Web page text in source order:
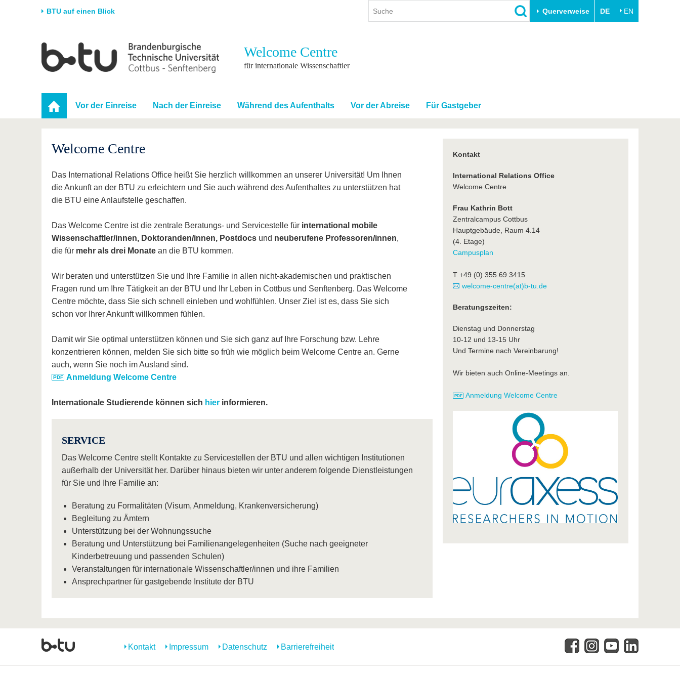
BTU auf einen Blick Querverweise DE EN
Universität
Struktur
Karriere & Engagement
Forschung
Förderung
Studium
Im Studium
International
Mit der BTU ins Ausland
Weiterbildung
Kontakt
Forschungskooperationen
Gründen an der BTU
Welcome Centre
für internationale Wissenschaftler
Vor der Einreise Nach der Einreise Während des Aufenthalts Vor der Abreise Für Gastgeber
Welcome Centre
Das International Relations Office heißt Sie herzlich willkommen an unserer Universität! Um Ihnen
die Ankunft an der BTU zu erleichtern und Sie auch während des Aufenthaltes zu unterstützen hat
die BTU eine Anlaufstelle geschaffen.
Das Welcome Centre ist die zentrale Beratungs- und Servicestelle für international mobile
Wissenschaftler/innen, Doktoranden/innen, Postdocs und neuberufene Professoren/innen,
die für mehr als drei Monate an die BTU kommen.
Wir beraten und unterstützen Sie und Ihre Familie in allen nicht-akademischen und praktischen
Fragen rund um Ihre Tätigkeit an der BTU und Ihr Leben in Cottbus und Senftenberg. Das Welcome
Centre möchte, dass Sie sich schnell einleben und wohlfühlen. Unser Ziel ist es, dass Sie sich
schon vor Ihrer Ankunft willkommen fühlen.
Damit wir Sie optimal unterstützen können und Sie sich ganz auf Ihre Forschung bzw. Lehre
konzentrieren können, melden Sie sich bitte so früh wie möglich beim Welcome Centre an. Gerne
auch, wenn Sie noch im Ausland sind.
Anmeldung Welcome Centre
Internationale Studierende können sich hier informieren.
SERVICE
Das Welcome Centre stellt Kontakte zu Servicestellen der BTU und allen wichtigen Institutionen
außerhalb der Universität her. Darüber hinaus bieten wir unter anderem folgende Dienstleistungen
für Sie und Ihre Familie an:
Beratung zu Formalitäten (Visum, Anmeldung, Krankenversicherung)
Begleitung zu Ämtern
Unterstützung bei der Wohnungssuche
Beratung und Unterstützung bei Familienangelegenheiten (Suche nach geeigneter
Kinderbetreuung und passenden Schulen)
Veranstaltungen für internationale Wissenschaftler/innen und ihre Familien
Ansprechpartner für gastgebende Institute der BTU
Kontakt
International Relations Office
Welcome Centre
Frau Kathrin Bott
Zentralcampus Cottbus
Hauptgebäude, Raum 4.14
(4. Etage)
Campusplan
T +49 (0) 355 69 3415
welcome-centre(at)b-tu.de
Beratungszeiten:
Dienstag und Donnerstag
10-12 und 13-15 Uhr
Und Termine nach Vereinbarung!
Wir bieten auch Online-Meetings an.
Anmeldung Welcome Centre
Kontakt Impressum Datenschutz Barrierefreiheit